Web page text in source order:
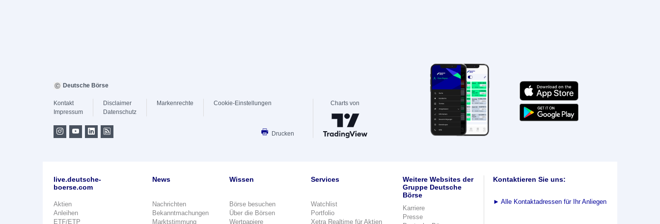
Deutsche Börse
Kontakt
Impressum
Disclaimer
Datenschutz
Markenrechte Cookie-Einstellungen
Drucken
Charts von
live.deutsche-
boerse.com
Aktien
Anleihen
ETF/ETP
News
Nachrichten
Bekanntmachungen
Marktstimmung
Wissen
Börse besuchen
Über die Börsen
Wertpapiere
Services
Watchlist
Portfolio
Xetra Realtime für Aktien
Weitere Websites der
Gruppe Deutsche
Börse
Karriere
Presse
Kontaktieren Sie uns:
► Alle Kontaktadressen für Ihr Anliegen